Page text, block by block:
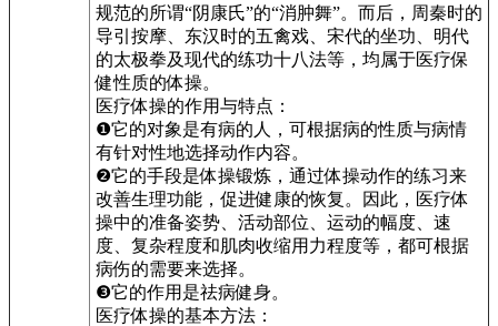
规范的所谓“阴康氏”的“消肿舞”。而后，周秦时的
导引按摩、东汉时的五禽戏、宋代的坐功、明代
的太极拳及现代的练功十八法等，均属于医疗保
健性质的体操。
医疗体操的作用与特点：
❶它的对象是有病的人，可根据病的性质与病情
有针对性地选择动作内容。
❷它的手段是体操锻炼，通过体操动作的练习来
改善生理功能，促进健康的恢复。因此，医疗体
操中的准备姿势、活动部位、运动的幅度、速
度、复杂程度和肌肉收缩用力程度等，都可根据
病伤的需要来选择。
❸它的作用是祛病健身。
医疗体操的基本方法：